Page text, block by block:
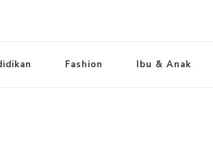
Fashion Ibu & Anak